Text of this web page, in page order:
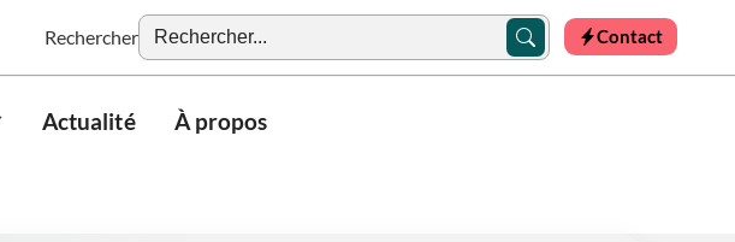
Rechercher Contact
Actualité À propos